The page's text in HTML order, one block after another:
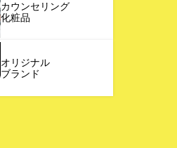
カウンセリング
化粧品
オリジナル
ブランド